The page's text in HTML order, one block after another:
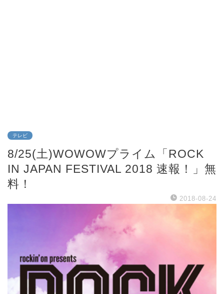
テレビ
8/25(土)WOWOWプライム「ROCK
IN JAPAN FESTIVAL 2018 速報！」無
料！
2018-08-24